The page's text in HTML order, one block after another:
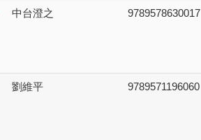
中台澄之 9789578630017
劉維平 9789571196060